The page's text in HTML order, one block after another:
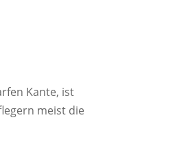
Kante, ist
meist die